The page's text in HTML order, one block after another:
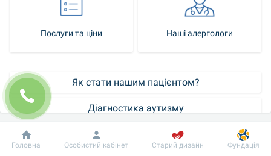
Послуги та ціни Наші алергологи
Як стати нашим пацієнтом?
Діагностика аутизму
Добробут
Інформація Пацієнту
Головна Особистий кабінет Старий дизайн Фундація